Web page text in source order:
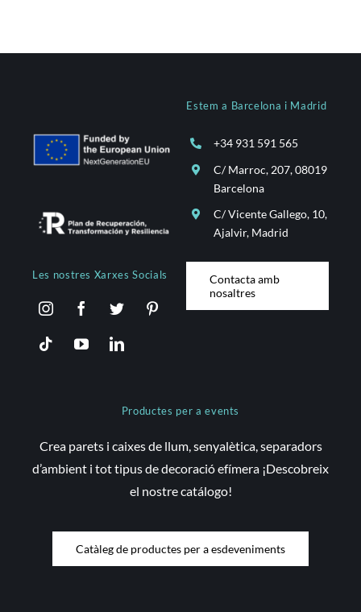
Les nostres Xarxes Socials
Estem a Barcelona i Madrid
+34 931 591 565
C/ Marroc, 207, 08019
Barcelona
C/ Vicente Gallego, 10,
Ajalvir, Madrid
Contacta amb
nosaltres
Productes per a events
Crea parets i caixes de llum, senyalètica, separadors
d’ambient i tot tipus de decoració efímera ¡Descobreix
el nostre catálogo!
Catàleg de productes per a esdeveniments